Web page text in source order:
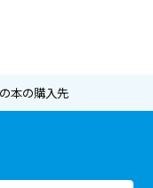
本の購入先